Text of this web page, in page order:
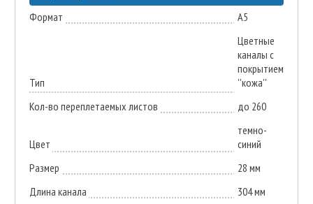
Формат А5
Тип
Цветные
каналы с
покрытием
''кожа''
Кол-во переплетаемых листов
до 260
Цвет
темно-
синий
Размер
28 мм
Длина канала
304 мм